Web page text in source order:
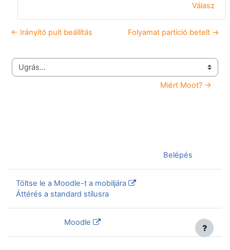
Válasz
← Irányító pult beállítás Folyamat partíció betelt →
Ugrás...
Miért Moot? →
Belépés
Töltse le a Moodle-t a mobiljára
Áttérés a standard stílusra
Moodle